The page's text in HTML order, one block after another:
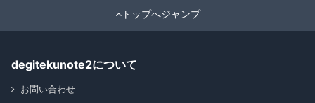
トップへジャンプ
degitekunote2について
お問い合わせ